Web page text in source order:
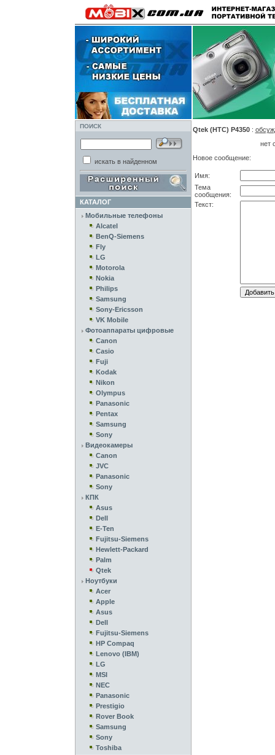
ПОИСК
искать в найденном
КАТАЛОГ
Мобильные телефоны
Alcatel
BenQ-Siemens
Fly
LG
Motorola
Nokia
Philips
Samsung
Sony-Ericsson
VK Mobile
Фотоаппараты цифровые
Canon
Casio
Fuji
Kodak
Nikon
Olympus
Panasonic
Pentax
Samsung
Sony
Видеокамеры
Canon
JVC
Panasonic
Sony
КПК
Asus
Dell
E-Ten
Fujitsu-Siemens
Hewlett-Packard
Palm
Qtek
Ноутбуки
Acer
Apple
Asus
Dell
Fujitsu-Siemens
HP Compaq
Lenovo (IBM)
LG
MSI
NEC
Panasonic
Prestigio
Rover Book
Samsung
Sony
Toshiba
Qtek (HTC) P4350:
нет
Новое сообщение:
Имя:
Тема
сообщения:
Текст: